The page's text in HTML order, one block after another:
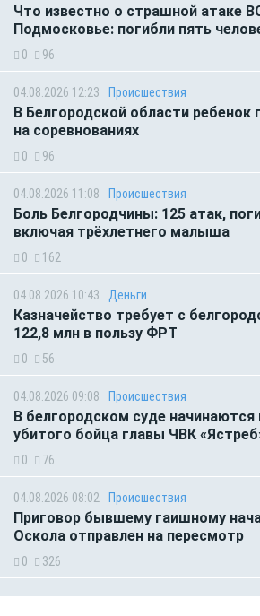
Что известно о страшной атаке
Подмосковье: погибли пять
0 96
04.08.2026 12:23 Происшествия
В Белгородской области ребенок
на соревнованиях
0 96
04.08.2026 11:08 Происшествия
Боль Белгородчины: 125 атак,
включая трёхлетнего малыша
0 162
04.08.2026 10:43 Деньги
Казначейство требует с
122,8 млн в пользу ФРТ
0 56
04.08.2026 09:08 Происшествия
В белгородском суде начинаются
убитого бойца главы ЧВК
0 76
04.08.2026 08:02 Происшествия
Приговор бывшему гаишному
Оскола отправлен на пересмотр
0 326